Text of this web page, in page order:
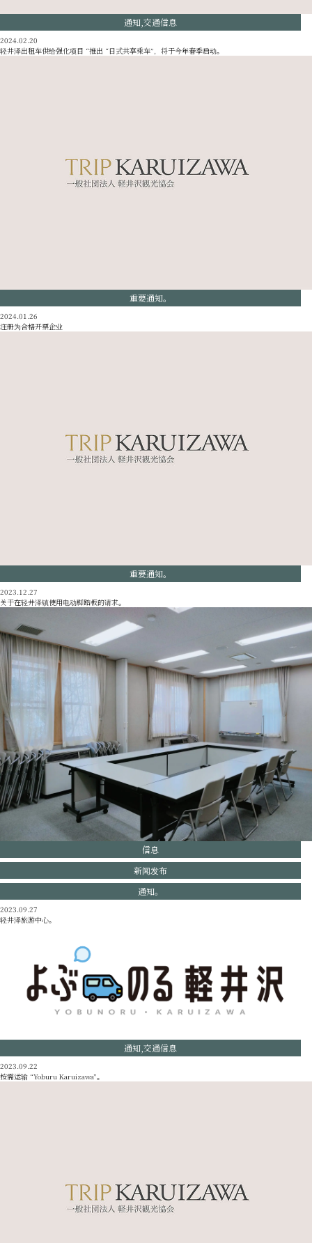
通知,交通信息
2024.02.20
轻井泽出租车供给强化项目 “推出 “日式共享乘车”，将于今年春季启动。
重要通知。
2024.01.26
注册为合格开票企业
重要通知。
2023.12.27
关于在轻井泽镇使用电动脚踏板的请求。
信息
新闻发布
通知。
2023.09.27
轻井泽旅游中心。
通知,交通信息
2023.09.22
按需运输 “Yoburu Karuizawa”。